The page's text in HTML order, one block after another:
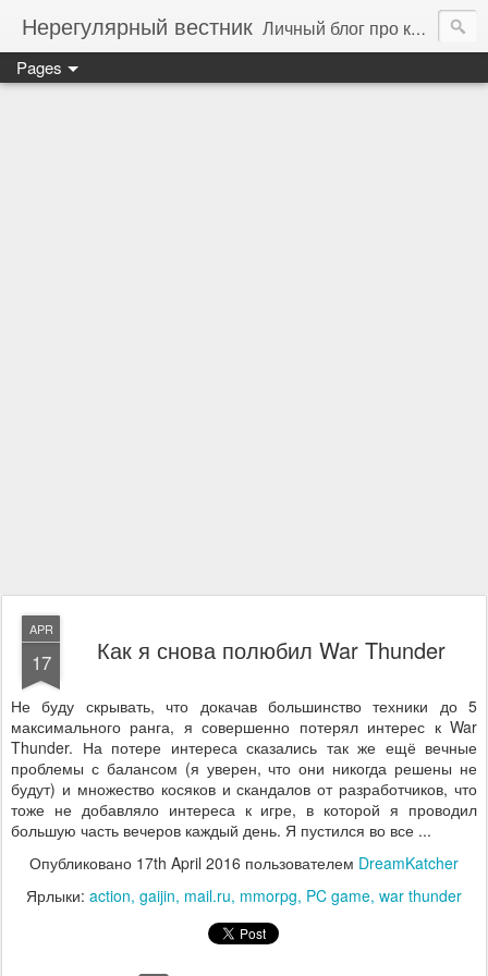
Нерегулярный вестник Личный блог про компьютеры, технологии и программирование
Pages
APR
17 Как я снова полюбил War Thunder
Не буду скрывать, что докачав большинство техники до 5
максимального ранга, я совершенно потерял интерес к War
Thunder. На потере интереса сказались так же ещё вечные
проблемы с балансом (я уверен, что они никогда решены не
будут) и множество косяков и скандалов от разработчиков, что
тоже не добавляло интереса к игре, в которой я проводил
большую часть вечеров каждый день. Я пустился во все ...
Опубликовано 17th April 2016 пользователем DreamKatcher
Ярлыки: action gaijin mail.ru mmorpg PC game war thunder